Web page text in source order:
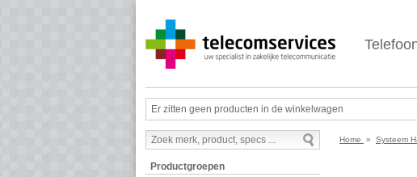
Er zitten geen producten in de winkelwagen
Productgroepen
Home » Systeem